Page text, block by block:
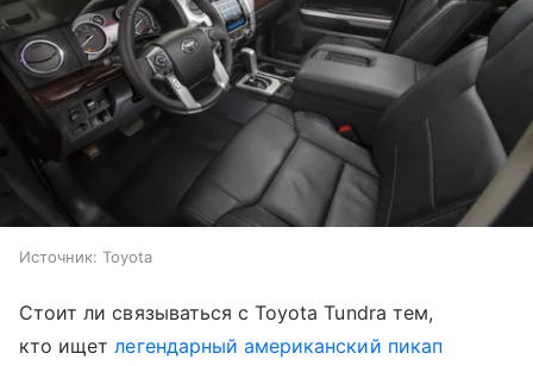
Источник: Toyota
Стоит ли связываться с Toyota Tundra тем,
кто ищетлегендарный американский пикап